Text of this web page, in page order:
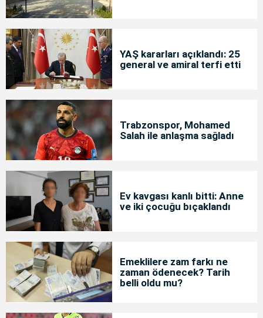
YAŞ kararları açıklandı: 25
general ve amiral terfi etti
Trabzonspor, Mohamed
Salah ile anlaşma sağladı
Ev kavgası kanlı bitti: Anne
ve iki çocuğu bıçaklandı
Emeklilere zam farkı ne
zaman ödenecek? Tarih
belli oldu mu?